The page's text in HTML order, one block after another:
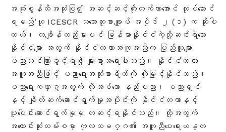
အဆုံးစွန်ထိအသုံးပြု၍ အဆင့်ဆင့်တိုးတက်လာအောင် လုပ်ဆောင်
ရမည်’ဟု ICESCR သဘောတူစာချုပ် အပိုဒ် ၂ (၁) က ဆိုပါ
တယ် ။ တချိန်တည်းမှာပင် မြန်မာနိုင်ငံကဲ့သို့ဆင်းရဲသော
နိုင်ငံများ အတွက် နိုင်ငံတကာအကူအညီက ပြည်သူများ
ပညာသင်ကြားခွင့်ရဖို့ များစွာအရေးပါသည်။ နိုင်ငံတကာ
အကူအညီဖြင့် ပညာရေးအသုံးစာရိတ်ကို တိုးမြှင့်နိုင်သည်။
ပညာရေးကဏ္ဍအတွက် လိုအပ်သော နည်းပညာ၊ ပညာရှင်
နှင့် ချိတ်ဆက်ဆောင်ရွက်မှုအပိုင်းကို နိုင်ငံတကာနှင့်
ပူးပေါင်းဆောင်ရွက်မှုမှ တဆင့်ရနိုင်သည်။ ထို့အတွက်
အကောင်းဆုံးလမ်းစမှာ ကုလသမဂ္ဂ၏ အကူညီပေးရေးယန္တ